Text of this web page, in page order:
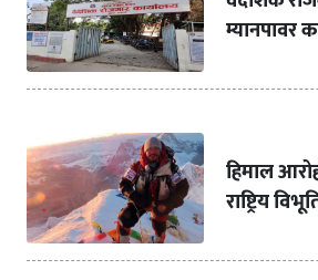
म्यानपावर
हिमाल
राष्ट्रिय